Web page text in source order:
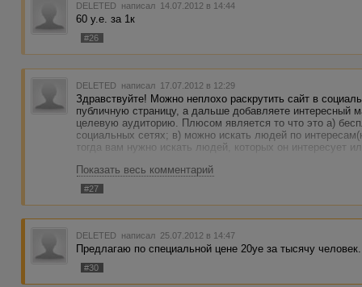
DELETED написал 14.07.2012 в 14:44
60 у.е. за 1к
#26
DELETED написал 17.07.2012 в 12:29
Здравствуйте! Можно неплохо раскрутить сайт в
публичную страницу, а дальше добавляете интересный
целевую аудиторию. Плюсом является то что это а)
социальных сетях; в) можно искать людей по
тогда вам нужно искать людей, которых он интересует
для продвижения в социальных сетях советую
Monster.
Ссылка socialmonster.jveex.com
Показать весь комментарий
#27
DELETED написал 25.07.2012 в 14:47
Предлагаю по специальной цене 20уе за тысячу
#30